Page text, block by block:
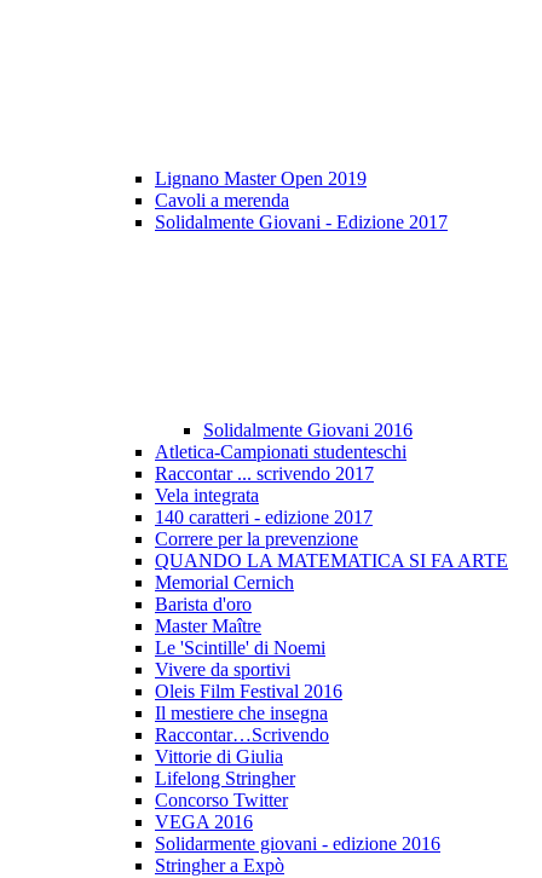
Lignano Master Open 2019
Cavoli a merenda
Solidalmente Giovani - Edizione 2017
Solidalmente Giovani 2016
Atletica-Campionati studenteschi
Raccontar ... scrivendo 2017
Vela integrata
140 caratteri - edizione 2017
Correre per la prevenzione
QUANDO LA MATEMATICA SI FA ARTE
Memorial Cernich
Barista d'oro
Master Maître
Le 'Scintille' di Noemi
Vivere da sportivi
Oleis Film Festival 2016
Il mestiere che insegna
Raccontar…Scrivendo
Vittorie di Giulia
Lifelong Stringher
Concorso Twitter
VEGA 2016
Solidarmente giovani - edizione 2016
Stringher a Expò